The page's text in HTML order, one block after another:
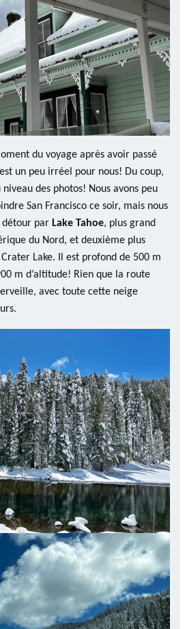
du voyage après avoir passé
un peu irréel pour nous! Du coup,
des photos! Nous avons peu
San Francisco ce soir, mais nous
par Lake Tahoe, plus grand
du Nord, et deuxième plus
Lake. Il est profond de 500 m
m d’altitude! Rien que la route
avec toute cette neige